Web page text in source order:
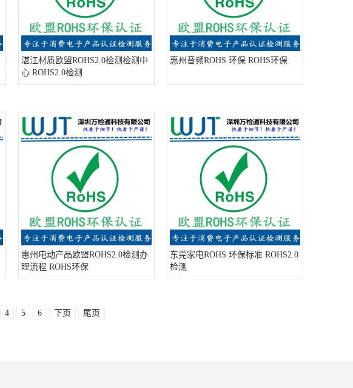
湛江材质欧盟ROHS2.0检测检测中
心 ROHS2.0检测
惠州音频ROHS 环保 ROHS环保
惠州电动产品欧盟ROHS2.0检测办
理流程 ROHS环保
东莞家电ROHS 环保标准 ROHS2.0
检测
4 5 6 下页 尾页